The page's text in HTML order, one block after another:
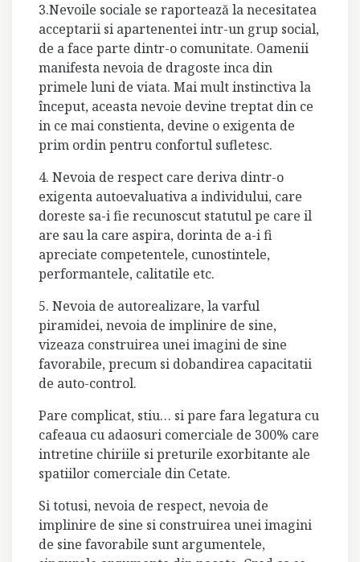
3.Nevoile sociale se raportează la necesitatea
acceptarii si apartenentei intr-un grup social,
de a face parte dintr-o comunitate. Oamenii
manifesta nevoia de dragoste inca din
primele luni de viata. Mai mult instinctiva la
început, aceasta nevoie devine treptat din ce
in ce mai constienta, devine o exigenta de
prim ordin pentru confortul sufletesc.
4. Nevoia de respect care deriva dintr-o
exigenta autoevaluativa a individului, care
doreste sa-i fie recunoscut statutul pe care il
are sau la care aspira, dorinta de a-i fi
apreciate competentele, cunostintele,
performantele, calitatile etc.
5. Nevoia de autorealizare, la varful
piramidei, nevoia de implinire de sine,
vizeaza construirea unei imagini de sine
favorabile, precum si dobandirea capacitatii
de auto-control.
Pare complicat, stiu… si pare fara legatura cu
cafeaua cu adaosuri comerciale de 300% care
intretine chiriile si preturile exorbitante ale
spatiilor comerciale din Cetate.
Si totusi, nevoia de respect, nevoia de
implinire de sine si construirea unei imagini
de sine favorabile sunt argumentele,